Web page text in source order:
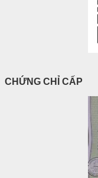
CHỨNG CHỈ CẤP